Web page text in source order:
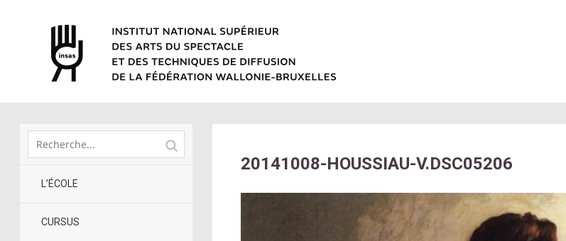
L’ÉCOLE
CURSUS
20141008-HOUSSIAU-V.DSC05206